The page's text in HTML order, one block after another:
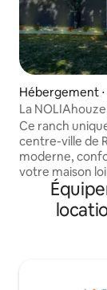
Hébergement ⋅
La
Une
Ce ranch
centre-ville de
moderne,
votre maison
l'intérieur, la
d'un lit King
bureau et